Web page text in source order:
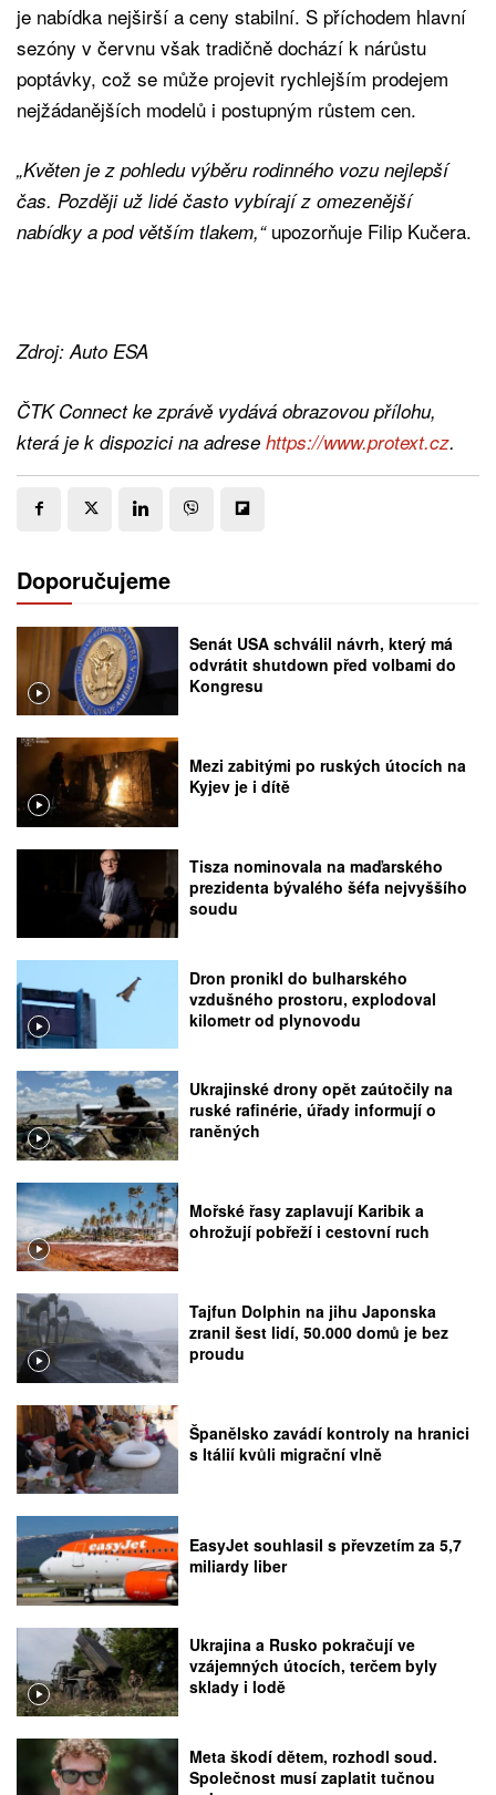
je nabídka nejširší a ceny stabilní. S příchodem hlavní
sezóny v červnu však tradičně dochází k nárůstu
poptávky, což se může projevit rychlejším prodejem
nejžádanějších modelů i postupným růstem cen.
„Květen je z pohledu výběru rodinného vozu nejlepší
čas. Později už lidé často vybírají z omezenější
nabídky a pod větším tlakem,“upozorňuje Filip Kučera.
Zdroj: Auto ESA
ČTK Connect ke zprávě vydává obrazovou přílohu,
která je k dispozici na adrese https://www.protext.cz.
Doporučujeme
Senát USA schválil návrh, který má
odvrátit shutdown před volbami do
Kongresu
Mezi zabitými po ruských útocích na
Kyjev je i dítě
Tisza nominovala na maďarského
prezidenta bývalého šéfa nejvyššího
soudu
Dron pronikl do bulharského
vzdušného prostoru, explodoval
kilometr od plynovodu
Ukrajinské drony opět zaútočily na
ruské rafinérie, úřady informují o
raněných
Mořské řasy zaplavují Karibik a
ohrožují pobřeží i cestovní ruch
Tajfun Dolphin na jihu Japonska
zranil šest lidí, 50.000 domů je bez
proudu
Španělsko zavádí kontroly na hranici
s Itálií kvůli migrační vlně
EasyJet souhlasil s převzetím za 5,7
miliardy liber
Ukrajina a Rusko pokračují ve
vzájemných útocích, terčem byly
sklady i lodě
Meta škodí dětem, rozhodl soud.
Společnost musí zaplatit tučnou